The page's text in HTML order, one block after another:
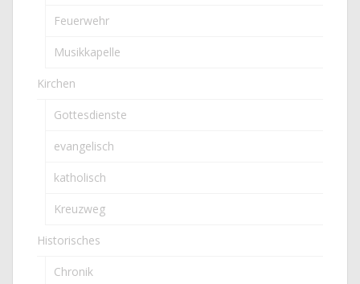
Feuerwehr
Musikkapelle
Kirchen
Gottesdienste
evangelisch
katholisch
Kreuzweg
Historisches
Chronik